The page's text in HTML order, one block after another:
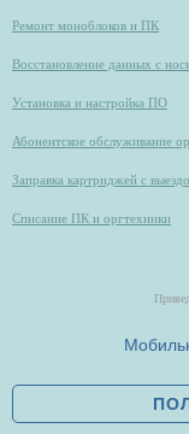
Ремонт моноблоков и ПК
Восстановление данных с
Установка и настройка ПО
Абонентское обслуживание
Заправка картриджей с
Списание ПК и оргтехники